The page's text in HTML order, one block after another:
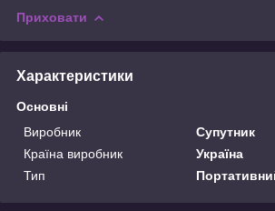
Приховати
Характеристики
Основні
Виробник
Супутник
Країна виробник
Україна
Тип